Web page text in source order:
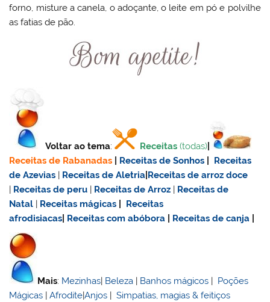
forno, misture a canela, o adoçante, o leite em pó e polvilhe
as fatias de pão.
Voltar ao tema: Receitas (todas)
Receitas de Rabanadas
Receitas de Sonhos
Receitas
de Azevias | Receitas de Aletria Receitas dearroz doce
| Receitas de peru | Receitas de Arroz | Receitas de
Natal | Receitas mágicas
Receitas
afrodisiacas Receitas com abóbora Receitas de canja
Mais: Mezinhas| Beleza | Banhos mágicos | Poções
Mágicas |Afrodite|Anjos |Simpatias, magias & feitiços